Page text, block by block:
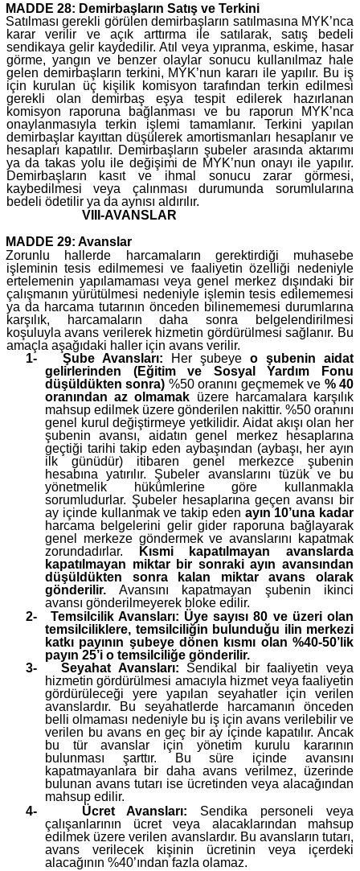
MADDE 28: Demirbaşların Satış ve Terkini
Satılması gerekli görülen demirbaşların satılmasına MYK’nca
karar verilir ve açık arttırma ile satılarak, satış bedeli
sendikaya gelir kaydedilir. Atıl veya yıpranma, eskime, hasar
görme, yangın ve benzer olaylar sonucu kullanılmaz hale
gelen demirbaşların terkini, MYK’nun kararı ile yapılır. Bu iş
için kurulan üç kişilik komisyon tarafından terkin edilmesi
gerekli olan demirbaş eşya tespit edilerek hazırlanan
komisyon raporuna bağlanması ve bu raporun MYK’nca
onaylanmasıyla terkin işlemi tamamlanır. Terkini yapılan
demirbaşlar kayıttan düşülerek amortismanları hesaplanır ve
hesapları kapatılır. Demirbaşların şubeler arasında aktarımı
ya da takas yolu ile değişimi de MYK’nun onayı ile yapılır.
Demirbaşların kasıt ve ihmal sonucu zarar görmesi,
kaybedilmesi veya çalınması durumunda sorumlularına
bedeli ödetilir ya da aynısı aldırılır.
VIII-AVANSLAR
MADDE 29: Avanslar
Zorunlu hallerde harcamaların gerektirdiği muhasebe
işleminin tesis edilmemesi ve faaliyetin özelliği nedeniyle
ertelemenin yapılamaması veya genel merkez dışındaki bir
çalışmanın yürütülmesi nedeniyle işlemin tesis edilememesi
ya da harcama tutarının önceden bilinememesi durumlarına
karşılık, harcamaların daha sonra belgelendirilmesi
koşuluyla avans verilerek hizmetin gördürülmesi sağlanır. Bu
amaçla aşağıdaki haller için avans verilir.
1-
Şube Avansları: Her şubeye o şubenin aidat
gelirlerinden
(Eğitim ve Sosyal Yardım Fonu
düşüldükten sonra) %50 oranını geçmemek ve % 40
oranından az olmamak üzere harcamalara karşılık
mahsup edilmek üzere gönderilen nakittir. %50 oranını
genel kurul değiştirmeye yetkilidir. Aidat akışı olan her
şubenin avansı, aidatın genel merkez hesaplarına
geçtiği tarihi takip eden aybaşından (aybaşı, her ayın
ilk günüdür) itibaren genel merkezce şubenin
hesabına yatırılır. Şubeler avanslarını tüzük ve bu
yönetmelik hükümlerine göre kullanmakla
sorumludurlar. Şubeler hesaplarına geçen avansı bir
ay içinde kullanmak ve takip eden ayın 10’una kadar
harcama belgelerini gelir gider raporuna bağlayarak
genel merkeze göndermek ve avanslarını kapatmak
zorundadırlar.
Kısmi kapatılmayan avanslarda
kapatılmayan miktar bir sonraki ayın avansından
düşüldükten sonra kalan miktar avans olarak
gönderilir. Avansını kapatmayan şubenin ikinci
avansı gönderilmeyerek bloke edilir.
2-
Temsilcilik Avansları: Üye sayısı 80 ve üzeri olan
temsilciliklere, temsilciliğin bulunduğu ilin merkezi
katkı payının şubeye dönen kısmı olan %40-50’lik
payın 25’i o temsilciliğe gönderilir.
3-
Seyahat Avansları: Sendikal bir faaliyetin veya
hizmetin gördürülmesi amacıyla hizmet veya faaliyetin
gördürüleceği yere yapılan seyahatler için verilen
avanslardır. Bu seyahatlerde harcamanın önceden
belli olmaması nedeniyle bu iş için avans verilebilir ve
verilen bu avans en geç bir ay içinde kapatılır. Ancak
bu tür avanslar için yönetim kurulu kararının
bulunması şarttır. Bu süre içinde avansını
kapatmayanlara bir daha avans verilmez, üzerinde
bulunan avans tutarı ise ücretinden veya alacağından
mahsup edilir.
4-
Ücret Avansları: Sendika personeli veya
çalışanlarının ücret veya alacaklarından mahsup
edilmek üzere verilen avanslardır. Bu avansların tutarı,
avans verilecek kişinin ücretinin veya içerdeki
alacağının %40’ından fazla olamaz.